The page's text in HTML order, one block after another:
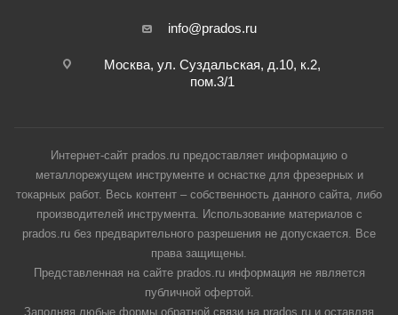
info@prados.ru
Москва, ул. Суздальская, д.10, к.2,
пом.3/1
Интернет-сайт prados.ru предоставляет информацию о
металлорежущем инструменте и оснастке для фрезерных и
токарных работ. Весь контент – собственность данного сайта, либо
производителей инструмента. Использование материалов с
prados.ru без предварительного разрешения не допускается. Все
права защищены.
Представленная на сайте prados.ru информация не является
публичной офертой.
Заполняя любые формы обратной связи на prados.ru и оставляя